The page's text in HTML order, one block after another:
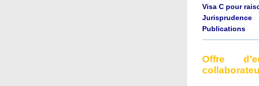
Visa C pour
Jurisprudence
Publications
Offre